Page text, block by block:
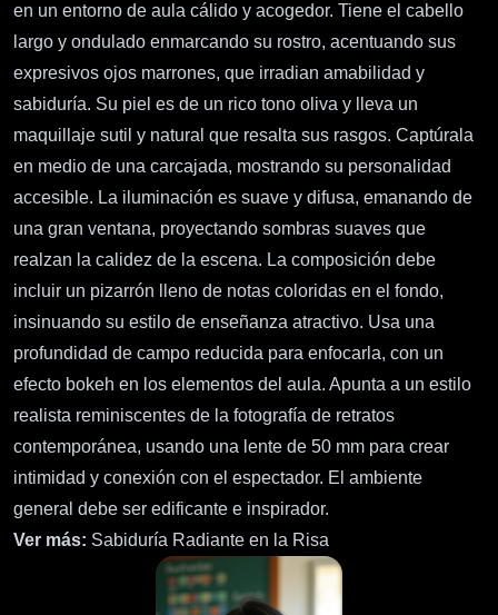
en un entorno de aula cálido y acogedor. Tiene el cabello
largo y ondulado enmarcando su rostro, acentuando sus
expresivos ojos marrones, que irradian amabilidad y
sabiduría. Su piel es de un rico tono oliva y lleva un
maquillaje sutil y natural que resalta sus rasgos. Captúrala
en medio de una carcajada, mostrando su personalidad
accesible. La iluminación es suave y difusa, emanando de
una gran ventana, proyectando sombras suaves que
realzan la calidez de la escena. La composición debe
incluir un pizarrón lleno de notas coloridas en el fondo,
insinuando su estilo de enseñanza atractivo. Usa una
profundidad de campo reducida para enfocarla, con un
efecto bokeh en los elementos del aula. Apunta a un estilo
realista reminiscentes de la fotografía de retratos
contemporánea, usando una lente de 50 mm para crear
intimidad y conexión con el espectador. El ambiente
general debe ser edificante e inspirador.
Ver más: Sabiduría Radiante en la Risa